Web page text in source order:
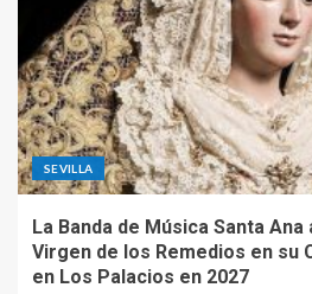
SEVILLA
La Banda de Música Santa
Virgen de los Remedios en su
en Los Palacios en 2027